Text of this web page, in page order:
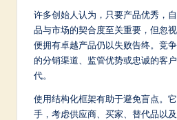
in
A
许多创始人认为，只要产品优秀，
品与市场的契合度至关重要，但忽
便拥有卓越产品仍以失败告终。竞
的分销渠道、监管优势或忠诚的客
代。
使用结构化框架有助于避免盲点。
手，考虑供应商、买家、替代品以